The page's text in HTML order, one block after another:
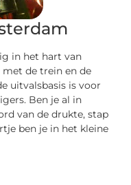
in het hart van
met de trein en de
uitvalsbasis is voor
Ben je al in
van de drukte, stap
ben je in het kleine